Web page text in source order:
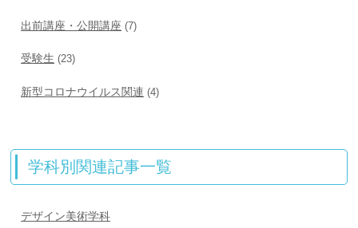
出前講座・公開講座 (7)
受験生 (23)
新型コロナウイルス関連 (4)
学科別関連記事一覧
デザイン美術学科